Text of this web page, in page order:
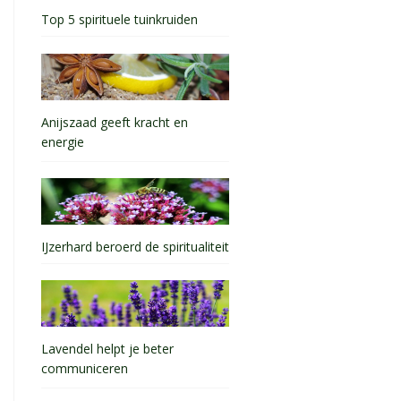
Top 5 spirituele tuinkruiden
Anijszaad geeft kracht en
energie
IJzerhard beroerd de spiritualiteit
Lavendel helpt je beter
communiceren